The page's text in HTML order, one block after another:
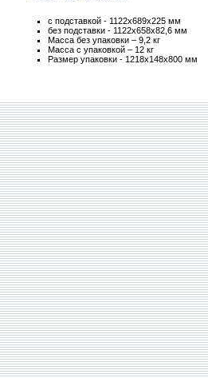
с подставкой - 1122x689x225 мм
без подставки - 1122x658x82,6 мм
Масса без упаковки – 9,2 кг
Масса c упаковкой – 12 кг
Размер упаковки - 1218x148x800 мм